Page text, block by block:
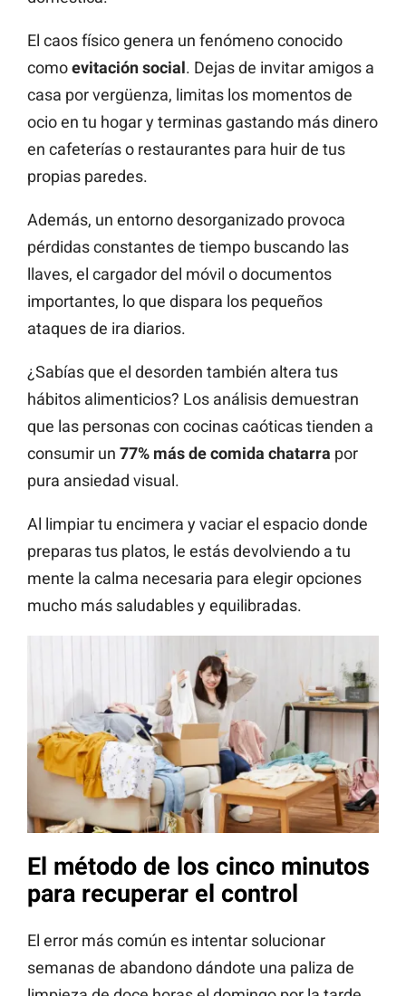
El caos físico genera un fenómeno conocido
comoevitación social. Dejas de invitar amigos a
casa por vergüenza, limitas los momentos de
ocio en tu hogar y terminas gastando más dinero
en cafeterías o restaurantes para huir de tus
propias paredes.
Además, un entorno desorganizado provoca
pérdidas constantes de tiempo buscando las
llaves, el cargador del móvil o documentos
importantes, lo que dispara los pequeños
ataques de ira diarios.
¿Sabías que el desorden también altera tus
hábitos alimenticios? Los análisis demuestran
que las personas con cocinas caóticas tienden a
consumir un 77% más de comida chatarra por
pura ansiedad visual.
Al limpiar tu encimera y vaciar el espacio donde
preparas tus platos, le estás devolviendo a tu
mente la calma necesaria para elegir opciones
mucho más saludables y equilibradas.
El método de los cinco minutos
para recuperar el control
El error más común es intentar solucionar
semanas de abandono dándote una paliza de